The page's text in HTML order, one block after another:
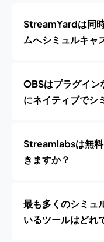
StreamYardは同
ムへシミュルキャ
OBSはプラグイン
にネイティブでシ
Streamlabsは無
きますか？
最も多くのシミュ
いるツールはどれ